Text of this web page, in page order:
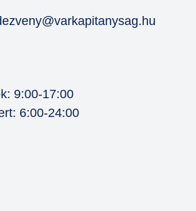
9:00-17:00
6:00-24:00